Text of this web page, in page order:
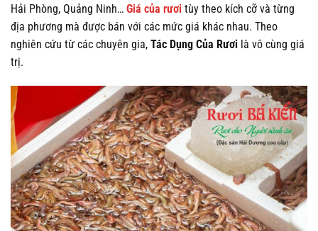
Hải Phòng, Quảng Ninh… Giá của rươi tùy theo kích cỡ và từng
địa phương mà được bán với các mức giá khác nhau. Theo
nghiên cứu từ các chuyên gia, Tác Dụng Của Rươi là vô cùng giá
trị.